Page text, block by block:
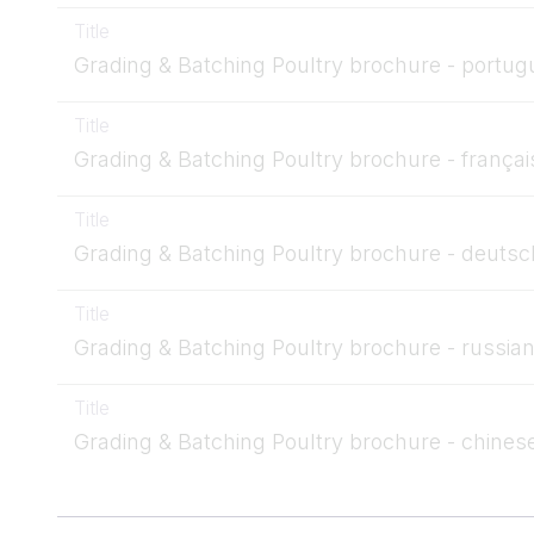
Title
Grading & Batching Poultry brochure -
Title
Grading & Batching Poultry brochure -
Title
Grading & Batching Poultry brochure -
Title
Grading & Batching Poultry brochure - russian
Title
Grading & Batching Poultry brochure -